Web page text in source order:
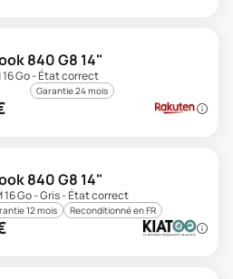
840 G8 14"
16 Go - État correct
Garantie 24 mois
840 G8 14"
16 Go - Gris - État correct
12 mois Reconditionné en FR